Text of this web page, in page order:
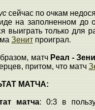
сейчас по очкам
на заполненном до
выиграть только для
Зенит проиграл.
матч Реал -
притом, что матч
МАТЧА:
матча: 0:3 в